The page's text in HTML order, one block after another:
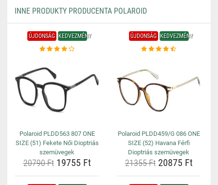
INNE PRODUKTY PRODUCENTA POLAROID
ÚJDONSÁG KEDVEZMÉNY
Polaroid PLDD563 807 ONE
SIZE (51) Fekete Női Dioptriás
szemüvegek
20790 Ft19755 Ft
ÚJDONSÁG KEDVEZMÉNY
Polaroid PLDD459/G 086 ONE
SIZE (52) Havana Férfi
Dioptriás szemüvegek
21355 Ft20875 Ft